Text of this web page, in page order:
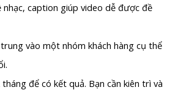
nhạc, caption giúp video dễ được đề
vào một nhóm khách hàng cụ thể
để có kết quả. Bạn cần kiên trì và